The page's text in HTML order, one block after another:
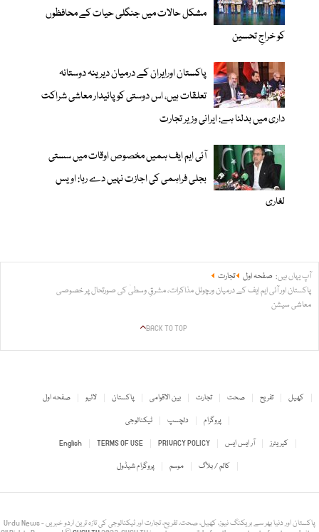
مشکل حالات میں جنگلی حیات کے محافظوں
کو خراجِ تحسین
پاکستان اورایران کے درمیان دیرینہ دوستانہ
تعلقات ہیں، اس دوستی کوپائیدار معاشی شراکت
داری میں بدلنا ہے: ایرانی وزیر تجارت
آئی ایم ایف ہمیں مخصوص اوقات میں سستی
بجلی فراہمی کی اجازت نہیں دے رہا: اویس
لغاری
آپ یہاں ہیں: صفحہ اول
تجارت
پاکستان اور آئی ایم ایف کے درمیان ورچوئل مذاکرات، مشرقِ وسطیٰ کی صورتحال پر خصوصی
معاشی سیشن
BACK TO TOP
صفحہ اول لائیو پاکستان بین الاقوامی تجارت صحت تفریح
کھیل
ٹیکنالوجی
دلچسپ
پروگرام
English
TERMS OF USE PRIVACY POLICY آر ایس ایس
کیریئرز
پروگرام شیڈول
موسم کالم / بلاگ
Urdu News - پاکستان اور دنیا بھر سے بریکنگ نیوز، کھیل، صحت، تفریح، تجارت اور ٹیکنالوجی کی تازہ ترین اردو خبریں